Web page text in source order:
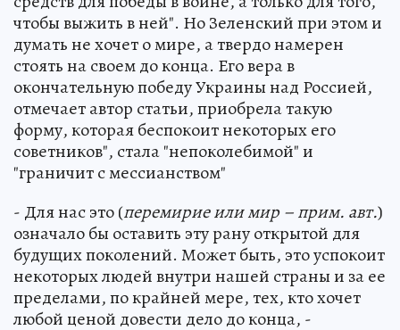
чтобы выжить в ней". Но Зеленский при этом и
думать не хочет о мире, а твердо намерен
стоять на своем до конца. Его вера в
окончательную победу Украины над Россией,
отмечает автор статьи, приобрела такую
форму, которая беспокоит некоторых его
советников", стала "непоколебимой" и
"граничит с мессианством"
- Для нас это (перемирие или мир – прим. авт.)
означало бы оставить эту рану открытой для
будущих поколений. Может быть, это успокоит
некоторых людей внутри нашей страны и за ее
пределами, по крайней мере, тех, кто хочет
любой ценой довести дело до конца, -